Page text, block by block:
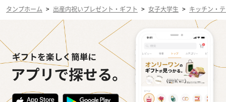
タンプホーム > 出産内祝いプレゼント・ギフト > 女子大学生 > キッチン・